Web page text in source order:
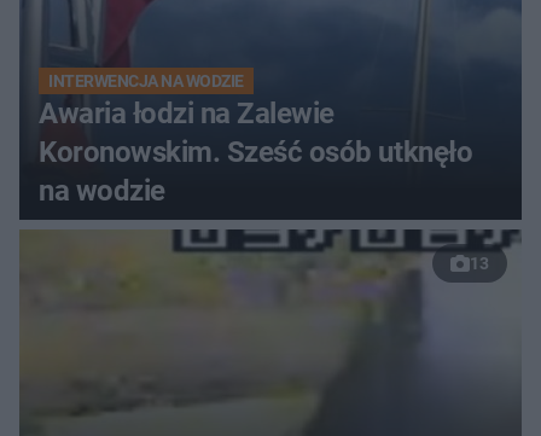
INTERWENCJA NA WODZIE
Awaria łodzi na Zalewie
Koronowskim. Sześć osób utknęło
na wodzie
13